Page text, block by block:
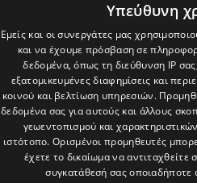
Υπεύθυνη
Εμείς και οι συνεργάτες μας
και να έχουμε πρόσβαση σε
δεδομένα, όπως τη διεύθυνση IP
εξατομικευμένες διαφημίσεις και
κοινού και βελτίωση υπηρεσιών.
δεδομένα σας για αυτούς και άλλους
γεωεντοπισμού και
ιστότοπο. Ορισμένοι προμηθευτές
έχετε το δικαίωμα να αντιταχθείτε
συγκατάθεσή σας οποιαδήποτε